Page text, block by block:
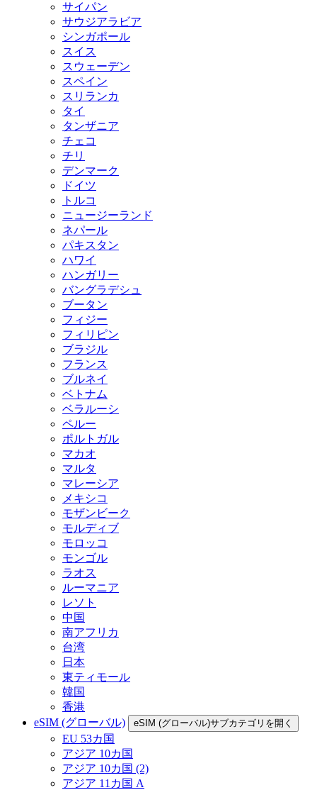
サイパン
サウジアラビア
シンガポール
スイス
スウェーデン
スペイン
スリランカ
タイ
タンザニア
チェコ
チリ
デンマーク
ドイツ
トルコ
ニュージーランド
ネパール
パキスタン
ハワイ
ハンガリー
バングラデシュ
ブータン
フィジー
フィリピン
ブラジル
フランス
ブルネイ
ベトナム
ベラルーシ
ペルー
ポルトガル
マカオ
マルタ
マレーシア
メキシコ
モザンビーク
モルディブ
モロッコ
モンゴル
ラオス
ルーマニア
レソト
中国
南アフリカ
台湾
日本
東ティモール
韓国
香港
eSIM (グローバル)
eSIM (グローバル)サブカテゴリを開く
EU 53カ国
アジア 10カ国
アジア 10カ国 (2)
アジア 11カ国 A